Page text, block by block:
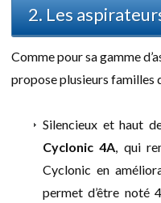
2. Les
Comme pour sa gamme
propose plusieurs familles
Silencieux et haut
Cyclonic 4A, qui
Cyclonic en
permet d’être noté